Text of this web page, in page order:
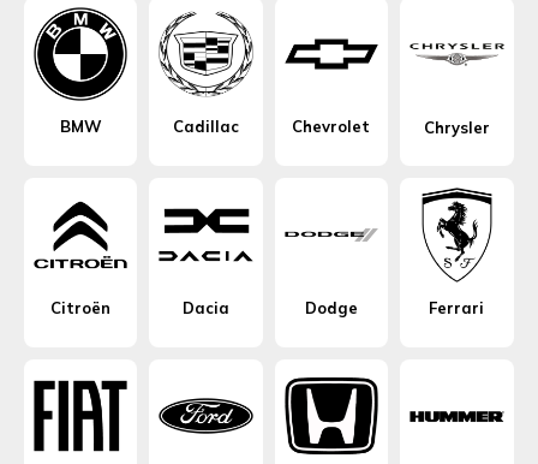
BMW Cadillac Chevrolet Chrysler
Citroën Dacia Dodge Ferrari